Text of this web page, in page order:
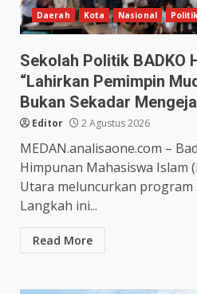
Daerah Kota Nasional
Sekolah Politik BADKO
“Lahirkan Pemimpin
Bukan Sekadar
Editor 2 Agustus 2026
MEDAN.analisaone.com –
Himpunan Mahasiswa Islam
Utara meluncurkan program
Langkah ini...
Read More